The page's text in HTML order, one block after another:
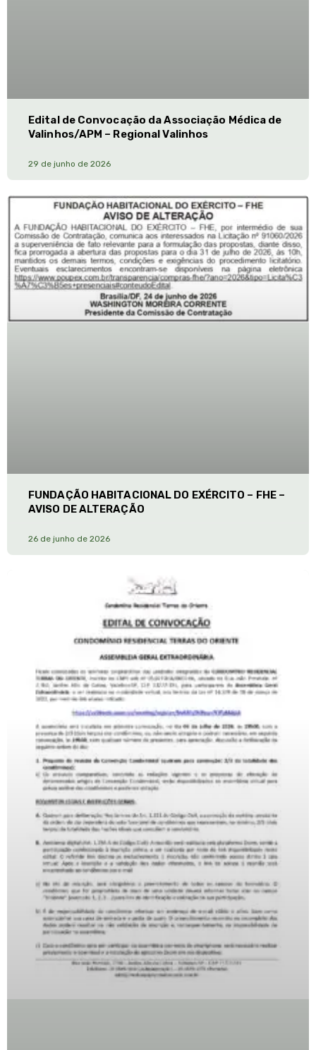
Edital de Convocação da Associação Médica de
Valinhos/APM – Regional Valinhos
29 de junho de 2026
FUNDAÇÃO HABITACIONAL DO EXÉRCITO – FHE –
AVISO DE ALTERAÇÃO
26 de junho de 2026